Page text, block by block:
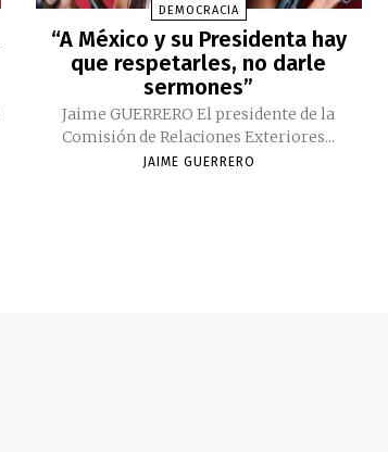
DEMOCRACIA
“A México y su Presidenta hay
que respetarles, no darle
sermones”
Jaime GUERRERO El presidente de la
Comisión de Relaciones Exteriores...
JAIME GUERRERO